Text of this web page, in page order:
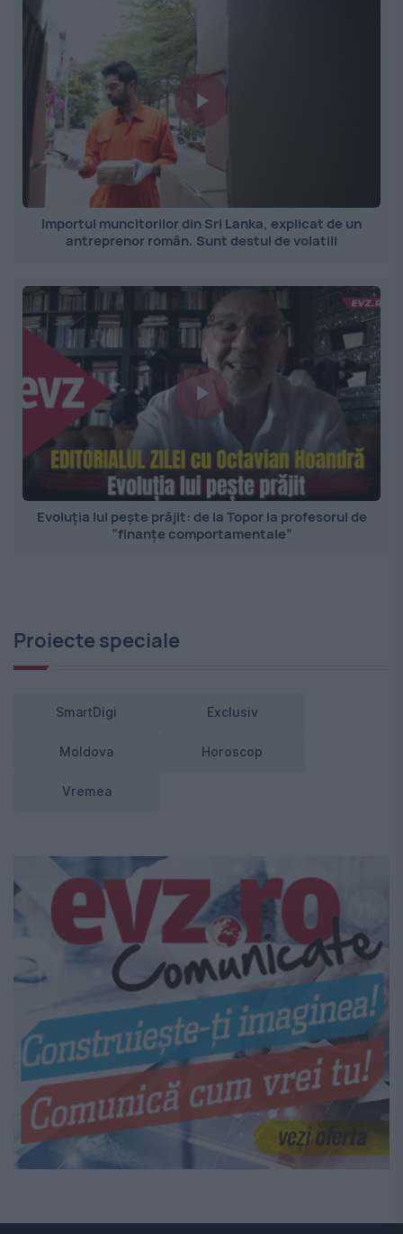
Importul muncitorilor din Sri Lanka, explicat de un
antreprenor român. Sunt destul de volatili
Evoluția lui pește prăjit: de la Topor la profesorul de
”finanțe comportamentale”
Proiecte speciale
SmartDigi Exclusiv
Moldova Horoscop
Vremea